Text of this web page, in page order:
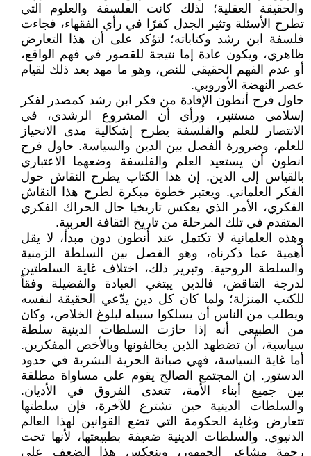
والحقيقة العقلية؛ لذلك كانت الفلسفة والعلوم التي
تطرح الأسئلة وتثير الجدل كفرًا في رأي الفقهاء، فجاءت
فلسفة ابن رشد وكتاباته؛ لتؤكد على أن هذا التعارض
ظاهري، ويكون عادة إما نتيجة للقصور في فهم الواقع،
أو عدم الفهم الحقيقي للنص، وهو ما مهد بعد ذلك لقيام
عصر النهضة الأوروبي.
حاول فرح أنطون الإفادة من فكر ابن رشد كمصدر لفكر
إسلامي مستنير، ورأى أن المشروع الرشدي، في
الانتصار للعلم والفلسفة يطرح إشكالية مدى الانحياز
للعلم، وضرورة الفصل بين الدين والسياسة. حاول فرح
انطون أن يستعيد العلم والفلسفة وضعهما الاعتباري
بالقياس إلى الدين. إن هذا الكتاب يطرح النقاش حول
الفكر العلماني. ويعتبر خطوة مبكرة لطرح هذا النقاش
الفكري، الأمر الذي يعكس تاريخيا حال الحراك الفكري
المتقدم في تلك المرحلة من تاريخ الثقافة العربية.
وهذه العلمانية لا تكتمل عند أنطون دون مبدأ، لا يقل
أهمية عما ذكرناه، وهو الفصل بين السلطة الزمنية
والسلطة الروحية. وتبرير ذلك، اختلاف غاية السلطتين
لدرجة التناقض، فالدين يبتغي العبادة والفضيلة وفقاً
للكتب المنزلة؛ ولما كان كل دين يدّعي الحقيقة لنفسه
ويطلب من الناس أن يسلكوا سبيله لبلوغ الخلاص، وكان
من الطبيعي أنه إذا حازت السلطات الدينية سلطة
سياسية، أن تضطهد الذين يخالفونها وبالأخص المفكرين.
أما غاية السياسة، فهي صيانة الحرية البشرية في حدود
الدستور. إن المجتمع الصالح يقوم على مساواة مطلقة
بين جميع أبناء الأمة، تتعدى الفروق في الأديان.
والسلطات الدينية حين تشترع للآخرة، فإن سلطتها
تتعارض وغاية الحكومة التي تضع القوانين لهذا العالم
الدنيوي. والسلطات الدينية ضعيفة بطبيعتها، لأنها تحت
رحمة مشاعر الجمهور، وينعكس هذا الضعف على